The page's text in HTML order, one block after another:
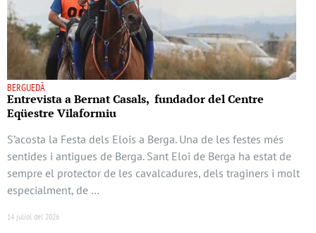
BERGUEDÀ
Entrevista a Bernat Casals, fundador del Centre
Eqüestre Vilaformiu
S’acosta la Festa dels Elois a Berga. Una de les festes més
sentides i antigues de Berga. Sant Eloi de Berga ha estat de
sempre el protector de les cavalcadures, dels traginers i molt
especialment, de …
14 juliol del 2026